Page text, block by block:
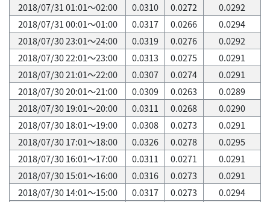
2018/07/31 01:01～02:00
0.0310 0.0272
0.0292
2018/07/31 00:01～01:00
0.0317 0.0266
0.0294
2018/07/30 23:01～24:00
0.0319 0.0276
0.0292
2018/07/30 22:01～23:00
0.0313 0.0275
0.0291
2018/07/30 21:01～22:00
0.0307 0.0274
0.0291
2018/07/30 20:01～21:00
0.0309 0.0263
0.0289
2018/07/30 19:01～20:00
0.0311 0.0268
0.0290
2018/07/30 18:01～19:00
0.0308 0.0273
0.0291
2018/07/30 17:01～18:00
0.0326 0.0278
0.0295
2018/07/30 16:01～17:00
0.0311 0.0271
0.0291
2018/07/30 15:01～16:00
0.0316 0.0273
0.0291
2018/07/30 14:01～15:00
0.0317 0.0273
0.0294